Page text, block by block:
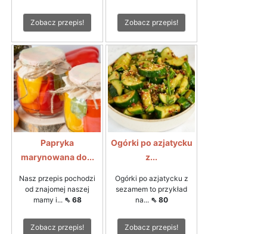
Zobacz przepis! Zobacz przepis!
Papryka
marynowana do...
Nasz przepis pochodzi
od znajomej naszej
mamy i... ⇖ 68
Zobacz przepis!
Ogórki po azjatycku
z...
Ogórki po azjatycku z
sezamem to przykład
na... ⇖ 80
Zobacz przepis!